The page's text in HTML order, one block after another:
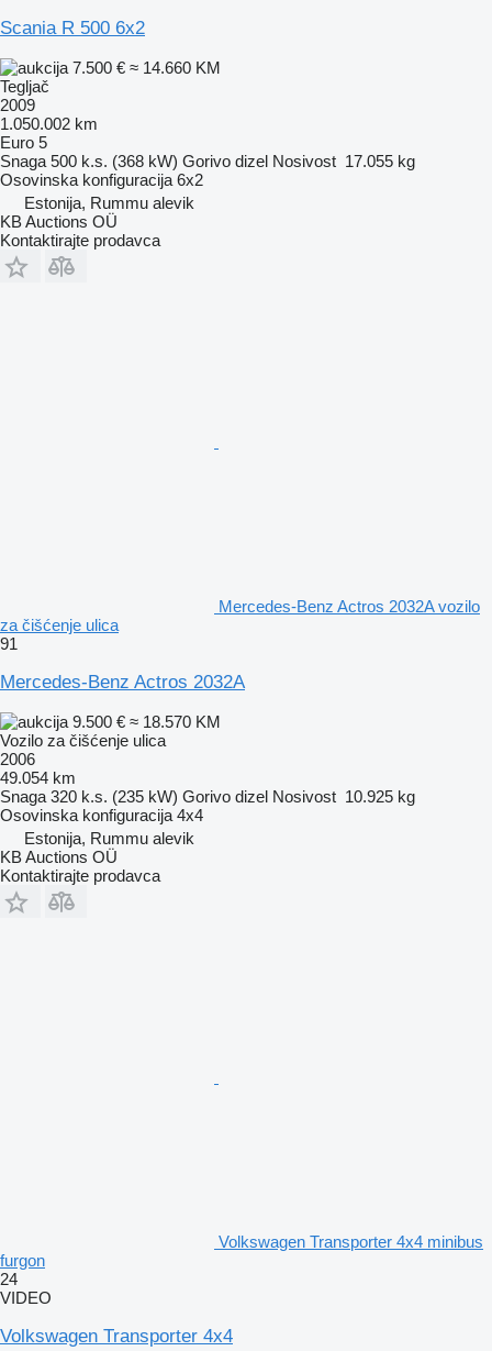
Scania R 500 6x2
7.500 € ≈ 14.660 KM
Tegljač
2009
1.050.002 km
Euro 5
Snaga 500 k.s. (368 kW) Gorivo dizel Nosivost 17.055 kg
Osovinska konfiguracija 6x2
Estonija, Rummu alevik
KB Auctions OÜ
Kontaktirajte prodavca
Mercedes-Benz Actros 2032A vozilo
za čišćenje ulica
91
Mercedes-Benz Actros 2032A
9.500 € ≈ 18.570 KM
Vozilo za čišćenje ulica
2006
49.054 km
Snaga 320 k.s. (235 kW) Gorivo dizel Nosivost 10.925 kg
Osovinska konfiguracija 4x4
Estonija, Rummu alevik
KB Auctions OÜ
Kontaktirajte prodavca
Volkswagen Transporter 4x4 minibus
furgon
24
VIDEO
Volkswagen Transporter 4x4